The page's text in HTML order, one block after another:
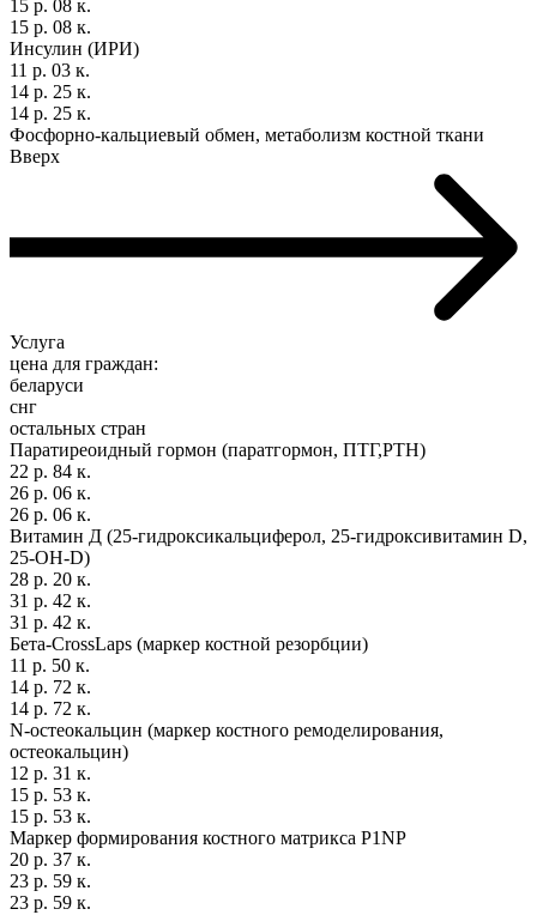
15 р. 08 к.
15 р. 08 к.
Инсулин (ИРИ)
11 р. 03 к.
14 р. 25 к.
14 р. 25 к.
Фосфорно-кальциевый обмен, метаболизм костной ткани
Вверх
Услуга
цена для граждан:
беларуси
снг
остальных стран
Паратиреоидный гормон (паратгормон, ПТГ,РТН)
22 р. 84 к.
26 р. 06 к.
26 р. 06 к.
Витамин Д (25-гидроксикальциферол, 25-гидроксивитамин D,
25-OH-D)
28 р. 20 к.
31 р. 42 к.
31 р. 42 к.
Бета-CrossLaps (маркер костной резорбции)
11 р. 50 к.
14 р. 72 к.
14 р. 72 к.
N-остеокальцин (маркер костного ремоделирования,
остеокальцин)
12 р. 31 к.
15 р. 53 к.
15 р. 53 к.
Маркер формирования костного матрикса Р1NР
20 р. 37 к.
23 р. 59 к.
23 р. 59 к.